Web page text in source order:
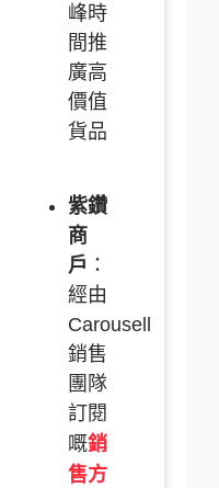
峰時
間推
廣高
價值
貨品
紫鑽
商
戶 ：
經由
Carousell
銷售
團隊
訂閱
嘅銷
售方